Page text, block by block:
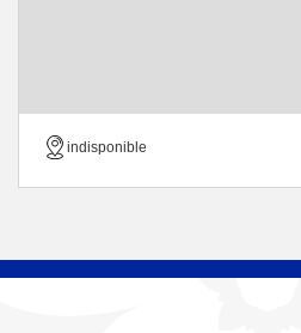
indisponible